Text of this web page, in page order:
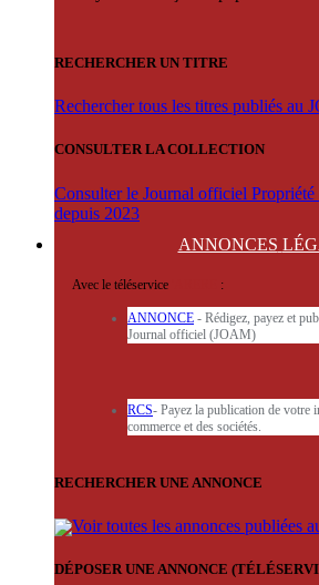
RECHERCHER UN TITRE
Rechercher tous les titres publiés au
CONSULTER LA COLLECTION
Consulter le Journal officiel
depuis 2023
ANNONCES
Avec le téléservice :
ANNONCE - Rédigez, payez et
Journal officiel (JOAM)
RCS- Payez la publication de votre
commerce et des sociétés.
RECHERCHER UNE ANNONCE
Voir toutes les annonces publiées
DÉPOSER UNE ANNONCE